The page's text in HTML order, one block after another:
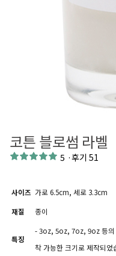
코튼 블로썸 라벨
5 ·후기 51
사이즈 가로 6.5cm, 세로 3.3cm
재질
종이
특징
- 3oz, 5oz, 7oz, 9oz 등의
착 가능한 크기로 제작되었